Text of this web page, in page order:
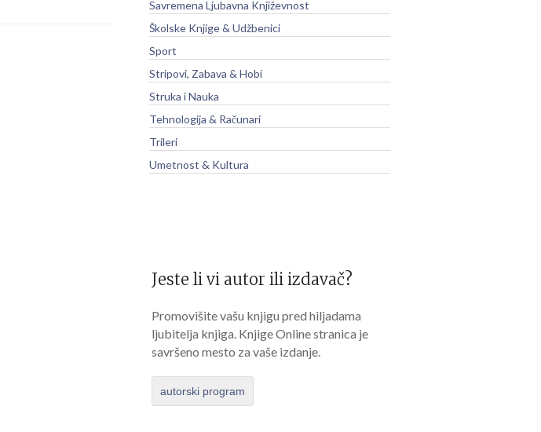
Savremena Ljubavna Književnost
Školske Knjige & Udžbenici
Sport
Stripovi, Zabava & Hobi
Struka i Nauka
Tehnologija & Računari
Trileri
Umetnost & Kultura
Jeste li vi autor ili izdavač?
Promovišite vašu knjigu pred hiljadama
ljubitelja knjiga. Knjige Online stranica je
savršeno mesto za vaše izdanje.
autorski program